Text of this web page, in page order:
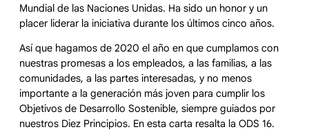
Mundial de las Naciones Unidas. Ha sido un honor y un
placer liderar la iniciativa durante los últimos cinco años.
Así que hagamos de 2020 el año en que cumplamos con
nuestras promesas a los empleados, a las familias, a las
comunidades, a las partes interesadas, y no menos
importante a la generación más joven para cumplir los
Objetivos de Desarrollo Sostenible, siempre guiados por
nuestros Diez Principios. En esta carta resalta la ODS 16.